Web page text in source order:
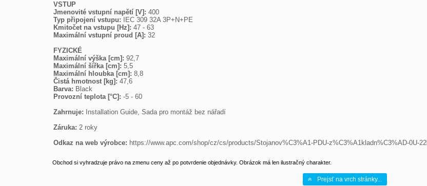
VSTUP
Jmenovité vstupní napětí [V]:
Typ připojení vstupu:
Kmitočet na vstupu [Hz]:
Maximální vstupní proud [A]: 32
FYZICKÉ
Maximální výška [cm]:
Maximální šířka [cm]:
Maximální hloubka [cm]:
Čistá hmotnost [kg]:
Barva:
Provozní teplota [°C]: -5 - 60
Zahrnuje:
Installation Guide, Sada pro montáž bez nářadí
Záruka: 2 roky
Odkaz na web výrobce: https://www.apc.com/shop/cz/cs/products/Stojanov%C3%A1-PDU-z%C3%A1kladn%C3%AD-0U-
Obchod si vyhradzuje právo na zmenu ceny až po potvrdenie objednávky. Obrázok má len ilustračný charakter.
Prejsť na vrch stránky...